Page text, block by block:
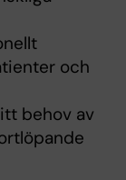
och
behov av